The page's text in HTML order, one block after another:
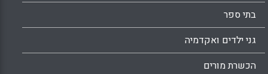
בתי ספר
גני ילדים ואקדמיה
הכשרת מורים